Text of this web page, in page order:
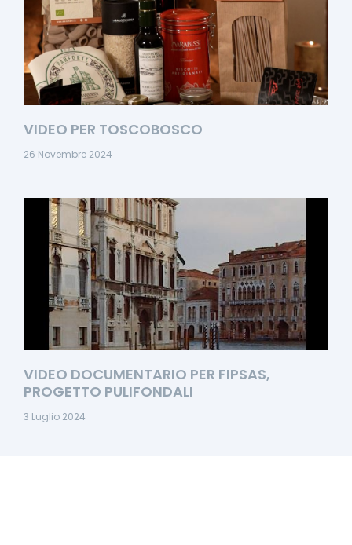
VIDEO PER TOSCOBOSCO
26 Novembre 2024
VIDEO DOCUMENTARIO PER FIPSAS,
PROGETTO PULIFONDALI
3 Luglio 2024